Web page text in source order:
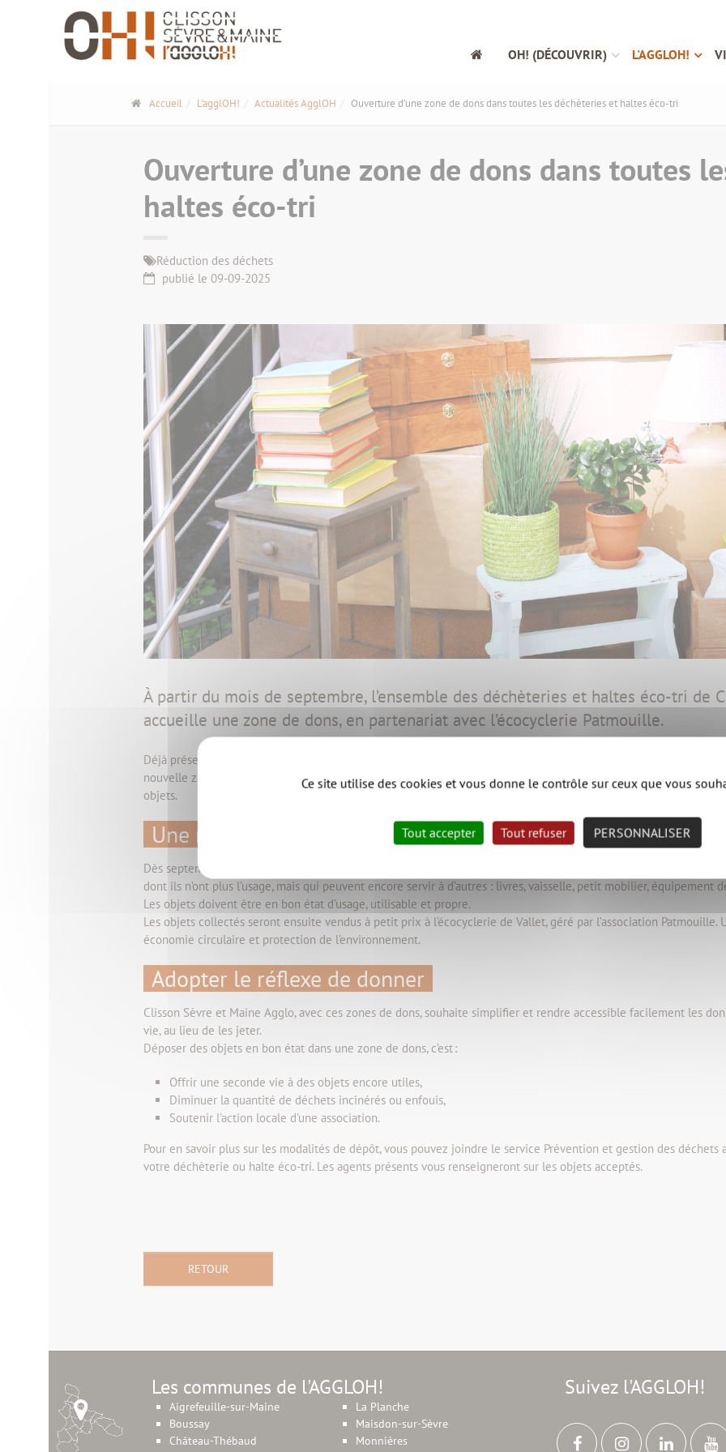
OH! (DÉCOUVRIR) L'AGGLOH!
Accueil L'agglOH! Actualités AgglOH Ouverture d’une zone de dons dans toutes les déchèteries et haltes éco-tri
Ouverture d’une zone de dons dans toutes
haltes éco-tri
Réduction des déchets
publié le 09-09-2025
À partir du mois de septembre, l’ensemble des déchèteries et haltes éco-tri de
accueille une zone de dons, en partenariat avec l’écocyclerie Patmouille.
Déjà présente sur trois sites, l’association Patmouille, en partenariat avec la collectivité, étend son action à la
nouvelle zone de dons. Ces zones de dons présentes en déchèteries et haltes éco-tri favorisent le réemploi et
objets.
Une nouvelle zone de dons à Remouillé
Dès septembre, chaque déchèterie du territoire disposera de sa propre zone de dons. Ces espaces permettront
dont ils n’ont plus l’usage, mais qui peuvent encore servir à d’autres : livres, vaisselle, petit mobilier, équipement
Les objets doivent être en bon état d’usage, utilisable et propre.
Les objets collectés seront ensuite vendus à petit prix à l’écocyclerie de Vallet, géré par l’association
économie circulaire et protection de l’environnement.
Adopter le réflexe de donner
Clisson Sèvre et Maine Agglo, avec ces zones de dons, souhaite simplifier et rendre accessible facilement les
vie, au lieu de les jeter.
Déposer des objets en bon état dans une zone de dons, c’est :
Offrir une seconde vie à des objets encore utiles,
Diminuer la quantité de déchets incinérés ou enfouis,
Soutenir l’action locale d’une association.
Pour en savoir plus sur les modalités de dépôt, vous pouvez joindre le service Prévention et gestion des déchets
votre déchèterie ou halte éco-tri. Les agents présents vous renseigneront sur les objets acceptés.
RETOUR
Les communes de l'AGGLOH!
Aigrefeuille-sur-Maine
Boussay
Château-Thébaud
La Planche
Maisdon-sur-Sèvre
Monnières
Suivez l'AGGLOH!
Panneau de gestion des cookies
Ce site utilise des cookies et vous donne le contrôle sur ceux que vous
Tout accepter Tout refuser PERSONNALISER